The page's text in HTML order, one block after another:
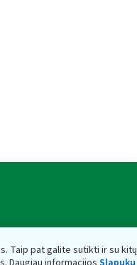
Taip pat galite sutikti ir su kitų